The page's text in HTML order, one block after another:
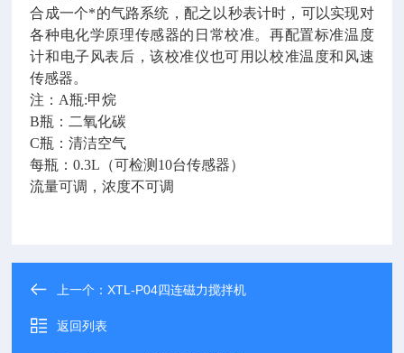
合成一个*的气路系统，配之以秒表计时，可以实现对
各种电化学原理传感器的日常校准。再配置标准温度
计和电子风表后，该校准仪也可用以校准温度和风速
传感器。
注：A瓶:甲烷
B瓶：二氧化碳
C瓶：清洁空气
每瓶：0.3L（可检测10台传感器）
流量可调，浓度不可调
上一个：XTL-P04四连磁力搅拌机
返回列表